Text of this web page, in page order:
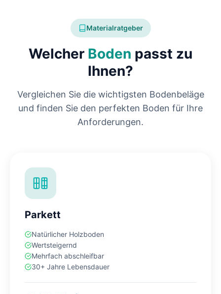
Materialratgeber
Welcher Boden passt zu
Ihnen?
Vergleichen Sie die wichtigsten Bodenbeläge
und finden Sie den perfekten Boden für Ihre
Anforderungen.
Parkett
Natürlicher Holzboden
Wertsteigernd
Mehrfach abschleifbar
30+ Jahre Lebensdauer